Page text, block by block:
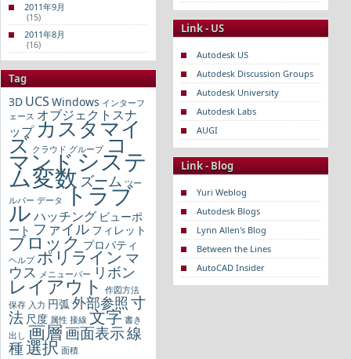
2011年9月
(15)
2011年8月
(16)
Tag
3D UCS Windows インターフ
ェース オブジェクトスナ
ップ カスタマイ
ズ クラウド グループ コ
マンドシステ
ム変数 ズーム ツー
ルバー データ トラブ
ルハッチング ビューポ
ート ファイル フィレット
ブロック プロパティ
ヘルプ ポリライン マ
ウス メニューバー リボン
レイアウト 作図方法
保存 入力 円弧 外部参照 寸
法 尺度 属性 接線 文字 書き
出し 画層画面表示線
種選択 面積
Link - US
Autodesk US
Autodesk Discussion Groups
Autodesk University
Autodesk Labs
AUGI
Link - Blog
Yuri Weblog
Autodesk Blogs
Lynn Allen's Blog
Between the Lines
AutoCAD Insider